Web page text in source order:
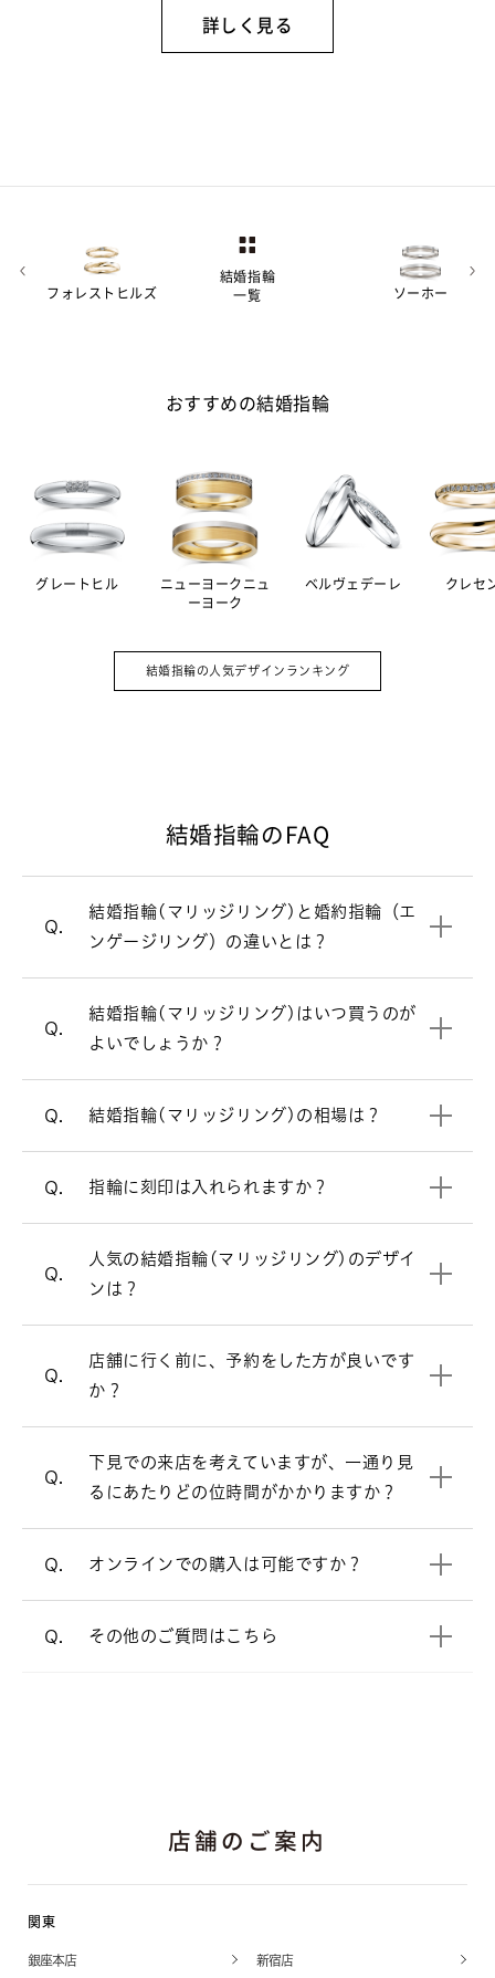
詳しく見る
結婚指輪
一覧
フォレストヒルズ ソーホー
おすすめの結婚指輪
グレートヒル
ニューヨークニュ
ーヨーク
ベルヴェデーレ クレセ
結婚指輪の人気デザインランキング
結婚指輪のFAQ
Q.
結婚指輪(マリッジリング)と婚約指輪（エ
ンゲージリング）の違いとは？
証として贈る記念品。その意味を強める
ため、ダイヤモンドをあしらったデザイ
婚約指輪（エンゲージリング） 一覧はこちら
Q.
結婚指輪(マリッジリング)はいつ買うのが
よいでしょうか？
結婚式直前は忙しくなるため、結婚指輪
月ほど前にスタートするのがおすすめで
場合はご入籍の3ヶ月前にはご準備され
ると安心です。
結婚指輪を買うタイミングについて
Q. 結婚指輪(マリッジリング)の相場は？
A.
って価格が変わります。ご要望に合わせ
てご提案させていただきます。
結婚指輪の相場について詳しく見る
Q. 指輪に刻印は入れられますか？
ト・数字などを刻印できます。（無料）
リングのオプションについて
Q.
人気の結婚指輪(マリッジリング)のデザイ
ンは？
ヤモンドではダイヤモンドをあしらった
デザインが人気です。
V字ラインの結婚指輪を見る
Q.
店舗に行く前に、予約をした方が良いです
か？
A.
いませんが、週末はお時間帯によっては
頂けるとお待たせすることなくスムーズ
にご案内させて頂きます。
Q.
下見での来店を考えていますが、一通り見
るにあたりどの位時間がかかりますか？
A.
お客様により様々ですが、ゆっくりご覧
頂きますと、だいたい1時間半～2時間く
に合わせてご案内いたします。
Q. オンラインでの購入は可能ですか？
A.
すので、ご安心ください。
電話でのご相談も承っております。
オンラインショップ
Q. その他のご質問はこちら
A. よくあるご質問 をご覧ください。
店舗のご案内
関東
銀座本店 新宿店